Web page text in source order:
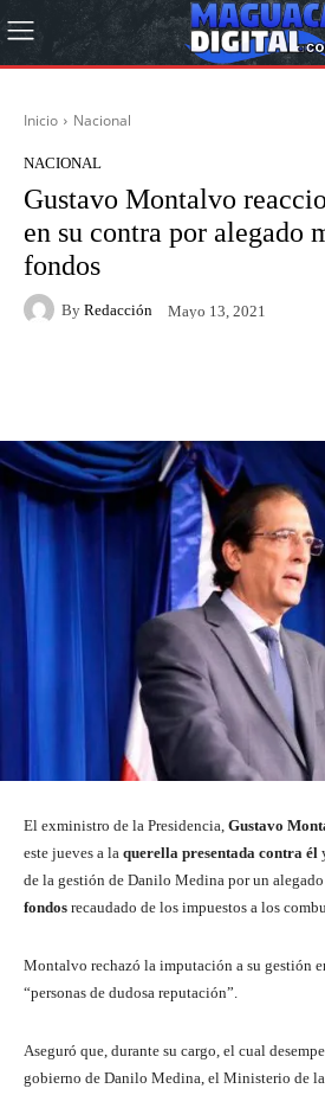
Inicio Nacional
NACIONAL
Gustavo Montalvo
en su contra por alegado
fondos
By Redacción Mayo 13, 2021
El exministro de la Presidencia, Gustavo
este jueves a la querella presentada contra él
de la gestión de Danilo Medina por un alegado
fondos recaudado de los impuestos a los
Montalvo rechazó la imputación a su gestión
“personas de dudosa reputación”.
Aseguró que, durante su cargo, el cual
gobierno de Danilo Medina, el Ministerio de